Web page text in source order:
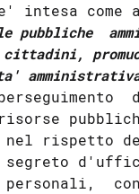
intesa come
pubbliche
rispetto
segreto
personali,